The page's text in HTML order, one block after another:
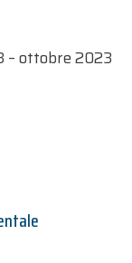
– ottobre 2023